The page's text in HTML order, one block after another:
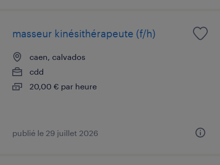
masseur kinésithérapeute (f/h)
caen, calvados
cdd
20,00 € par heure
publié le 29 juillet 2026